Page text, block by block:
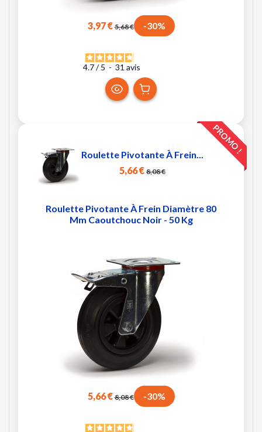
3,97 €5,68 € -30%
4.7/ 5 - 31 avis
Roulette Pivotante À Frein...
5,66 € 8,08 €
Roulette Pivotante À Frein Diamètre 80
Mm Caoutchouc Noir - 50 Kg
5,66 €8,08 € -30%
PROMO !